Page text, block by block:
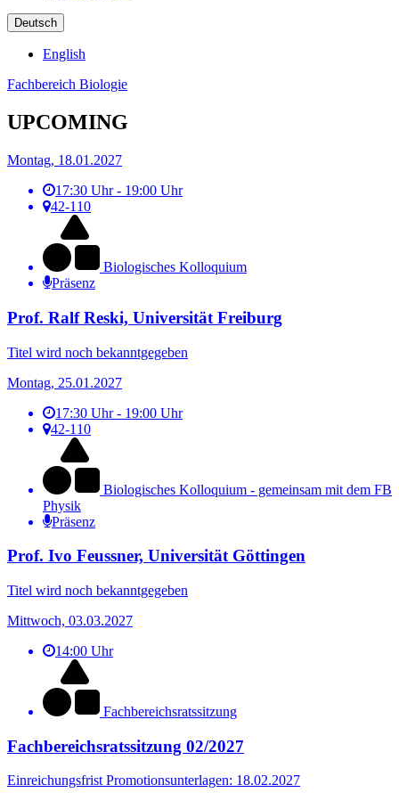
Deutsch
English
Fachbereich Biologie
UPCOMING
Montag, 18.01.2027
17:30 Uhr - 19:00 Uhr
42-110
Biologisches Kolloquium
Präsenz
Prof. Ralf Reski, Universität Freiburg
Titel wird noch bekanntgegeben
Montag, 25.01.2027
17:30 Uhr - 19:00 Uhr
42-110
Biologisches Kolloquium - gemeinsam mit dem FB
Physik
Präsenz
Prof. Ivo Feussner, Universität Göttingen
Titel wird noch bekanntgegeben
Mittwoch, 03.03.2027
14:00 Uhr
Fachbereichsratssitzung
Fachbereichsratssitzung 02/2027
Einreichungsfrist Promotionsunterlagen: 18.02.2027